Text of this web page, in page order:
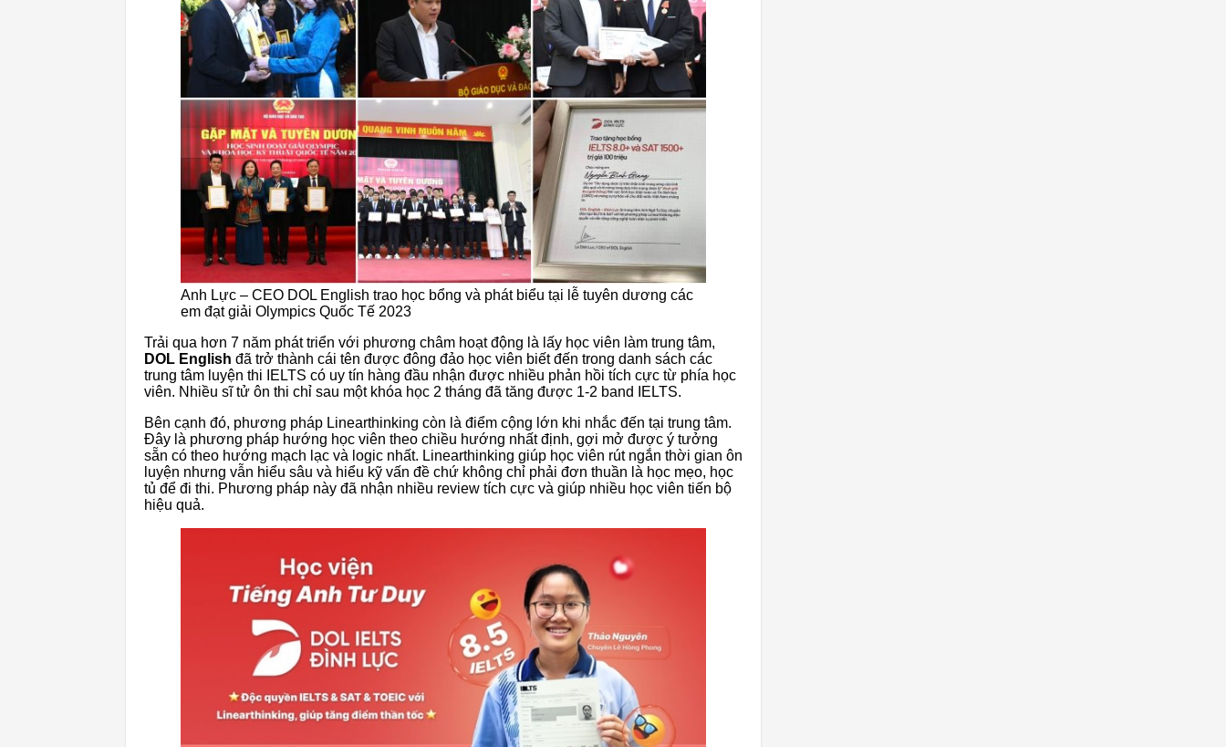
Anh Lực – CEO DOL English trao học bổng và phát biểu tại lễ tuyên dương các
em đạt giải Olympics Quốc Tế 2023
Trải qua hơn 7 năm phát triển với phương châm hoạt động là lấy học viên làm trung tâm,
DOL English đã trở thành cái tên được đông đảo học viên biết đến trong danh sách các
trung tâm luyện thi IELTS có uy tín hàng đầu nhận được nhiều phản hồi tích cực từ phía học
viên. Nhiều sĩ tử ôn thi chỉ sau một khóa học 2 tháng đã tăng được 1-2 band IELTS.
Bên cạnh đó, phương pháp Linearthinking còn là điểm cộng lớn khi nhắc đến tại trung tâm.
Đây là phương pháp hướng học viên theo chiều hướng nhất định, gợi mở được ý tưởng
sẵn có theo hướng mạch lạc và logic nhất. Linearthinking giúp học viên rút ngắn thời gian ôn
luyện nhưng vẫn hiểu sâu và hiểu kỹ vấn đề chứ không chỉ phải đơn thuần là học mẹo, học
tủ để đi thi. Phương pháp này đã nhận nhiều review tích cực và giúp nhiều học viên tiến bộ
hiệu quả.